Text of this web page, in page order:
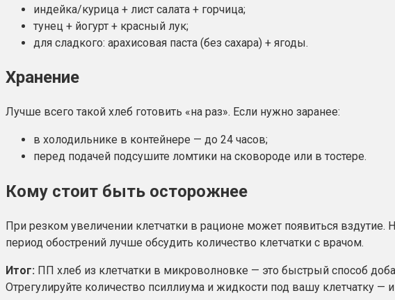
индейка/курица + лист салата + горчица;
тунец + йогурт + красный лук;
для сладкого: арахисовая паста (без сахара) + ягоды.
Хранение
Лучше всего такой хлеб готовить «на раз». Если нужно заранее:
в холодильнике в контейнере — до 24 часов;
перед подачей подсушите ломтики на сковороде или в тостере.
Кому стоит быть осторожнее
При резком увеличении клетчатки в рационе может появиться
период обострений лучше обсудить количество клетчатки с врачом.
Итог: ПП хлеб из клетчатки в микроволновке — это быстрый способ
Отрегулируйте количество псиллиума и жидкости под вашу клетчатку